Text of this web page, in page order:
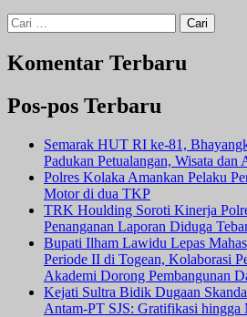
Cari
untuk:
Komentar Terbaru
Pos-pos Terbaru
Semarak HUT RI ke-81,
Padukan Petualangan, Wisata dan
Polres Kolaka Amankan Pelaku
Motor di dua TKP
TRK Houlding Soroti Kinerja
Penanganan Laporan Diduga
Bupati Ilham Lawidu Lepas
Periode II di Togean, Kolaborasi
Akademi Dorong Pembangunan
Kejati Sultra Bidik Dugaan
Antam-PT SJS: Gratifikasi